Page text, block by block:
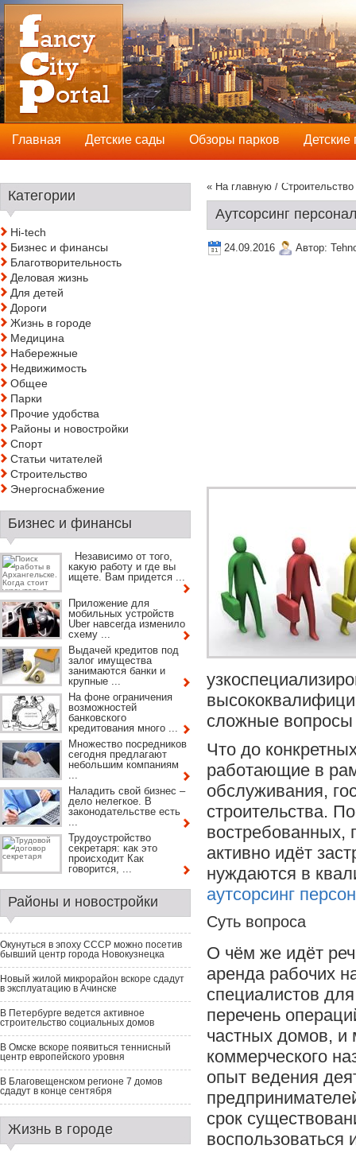
« На главную / Строительство
Аутсорсинг
24.09.2016 Автор:
сложные вопросы
Что до
работающие в
обслуживания,
строительства.
востребованных,
активно идёт
нуждаются в
аутсорсинг
Суть вопроса
О чём же идёт
аренда рабочих
специалистов
перечень
частных домов, и
коммерческого
опыт ведения
срок
воспользоваться
Категории
Hi-tech
Бизнес и финансы
Благотворительность
Деловая жизнь
Для детей
Дороги
Жизнь в городе
Медицина
Набережные
Недвижимость
Общее
Парки
Прочие удобства
Районы и новостройки
Спорт
Статьи читателей
Строительство
Энергоснабжение
Бизнес и финансы
Независимо от того,
какую работу и где вы
ищете. Вам придется ...
Приложение для
мобильных устройств
Uber навсегда изменило
схему ...
Выдачей кредитов под
залог имущества
занимаются банки и
крупные ...
На фоне ограничения
возможностей
банковского
кредитования много ...
Множество посредников
сегодня предлагают
небольшим компаниям
...
Наладить свой бизнес –
дело нелегкое. В
законодательстве есть
...
Трудоустройство
секретаря: как это
происходит Как
говорится, ...
Районы и новостройки
Окунуться в эпоху СССР можно посетив
бывший центр города Новокузнецка
Новый жилой микрорайон вскоре сдадут
в эксплуатацию в Ачинске
В Петербурге ведется активное
строительство социальных домов
В Омске вскоре появиться теннисный
центр европейского уровня
В Благовещенском регионе 7 домов
сдадут в конце сентября
Жизнь в городе
Главная Детские сады Обзоры парков Детские